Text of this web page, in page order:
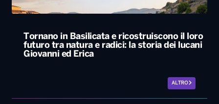
Tornano in Basilicata e ricostruiscono il loro
futuro tra natura e radici: la storia dei lucani
Giovanni ed Erica
ALTRO